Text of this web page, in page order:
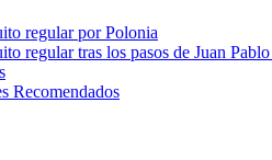
regular por Polonia
regular tras los pasos de Juan
Recomendados